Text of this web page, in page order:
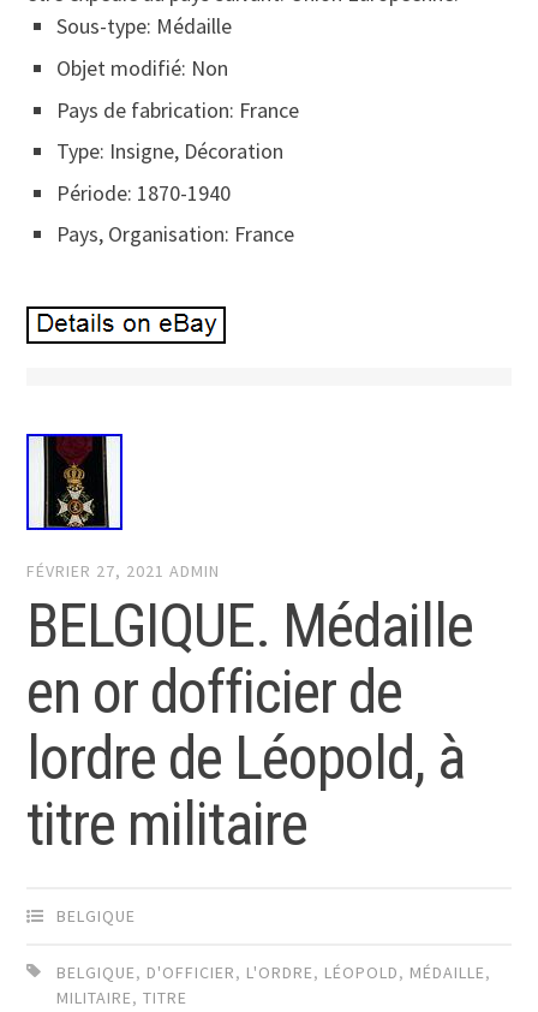
Sous-type: Médaille
Objet modifié: Non
Pays de fabrication: France
Type: Insigne, Décoration
Période: 1870-1940
Pays, Organisation: France
FÉVRIER 27, 2021 ADMIN
BELGIQUE. Médaille
en or dofficier de
lordre de Léopold, à
titre militaire
BELGIQUE
BELGIQUE, D'OFFICIER, L'ORDRE, LÉOPOLD, MÉDAILLE,
MILITAIRE,TITRE